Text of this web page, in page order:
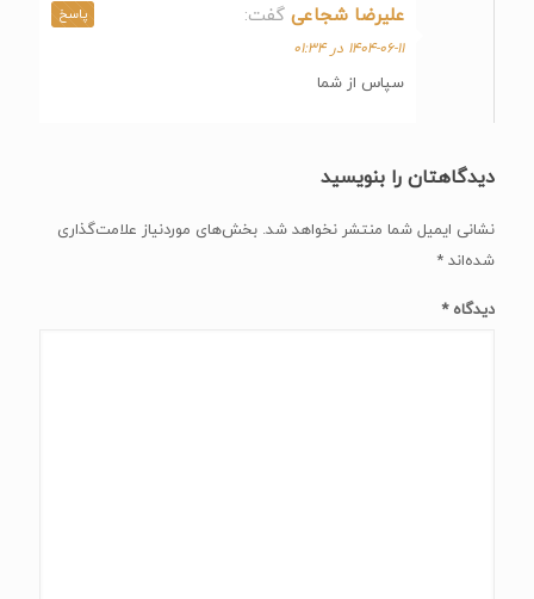
علیرضا شجاعی گفت:
۱۴۰۴-۰۶-۱۱ در ۰۱:۳۴
سپاس از شما
پاسخ
دیدگاهتان را بنویسید
نشانی ایمیل شما منتشر نخواهد شد. بخش‌های موردنیاز علامت‌گذاری
شده‌اند *
دیدگاه*